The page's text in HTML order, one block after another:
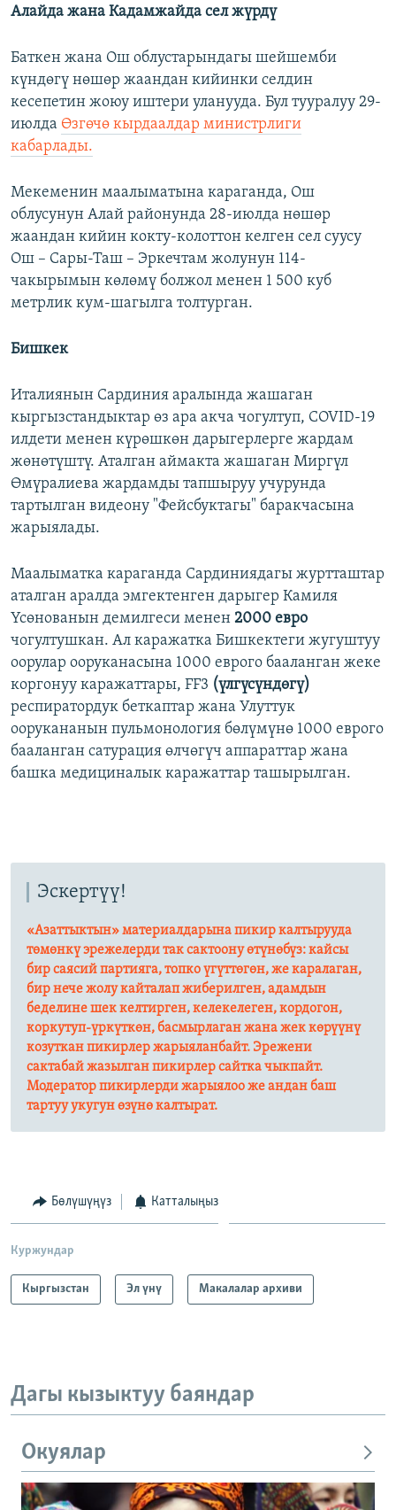
Алайда жана Кадамжайда сел жүрдү
Баткен жана Ош облустарындагы шейшемби
күндөгү нөшөр жаандан кийинки селдин
кесепетин жоюу иштери уланууда. Бул тууралуу 29-
июлда Өзгөчө кырдаалдар министрлиги
кабарлады.
Мекеменин маалыматына караганда, Ош
облусунун Алай районунда 28-июлда нөшөр
жаандан кийин кокту-колоттон келген сел суусу
Ош – Сары-Таш – Эркечтам жолунун 114-
чакырымын көлөмү болжол менен 1 500 куб
метрлик кум-шагылга толтурган.
Бишкек
Италиянын Сардиния аралында жашаган
кыргызстандыктар өз ара акча чогултуп, COVID-19
илдети менен күрөшкөн дарыгерлерге жардам
жөнөтүштү. Аталган аймакта жашаган Миргүл
Өмүралиева жардамды тапшыруу учурунда
тартылган видеону "Фейсбуктагы" баракчасына
жарыялады.
Маалыматка караганда Сардиниядагы журтташтар
аталган аралда эмгектенген дарыгер Камиля
Үсөнованын демилгеси менен 2000 евро
чогултушкан. Ал каражатка Бишкектеги жугуштуу
оорулар ооруканасына 1000 еврого бааланган жеке
коргонуу каражаттары, FF3 (үлгүсүндөгү)
респиратордук беткаптар жана Улуттук
оорукананын пульмонология бөлүмүнө 1000 еврого
бааланган сатурация өлчөгүч аппараттар жана
башка медициналык каражаттар ташырылган.
Эскертүү!
«Азаттыктын» материалдарына пикир калтырууда
төмөнкү эрежелерди так сактоону өтүнөбүз: кайсы
бир саясий партияга, топко үгүттөгөн, же каралаган,
бир нече жолу кайталап жиберилген, адамдын
беделине шек келтирген, келекелеген, кордогон,
коркутуп-үркүткөн, басмырлаган жана жек көрүүнү
козуткан пикирлер жарыяланбайт. Эрежени
сактабай жазылган пикирлер сайтка чыкпайт.
Модератор пикирлерди жарыялоо же андан баш
тартуу укугун өзүнө калтырат.​
Бөлүшүңүз Катталыңыз
Куржундар
Кыргызстан Эл үнү Макалалар архиви
Дагы кызыктуу баяндар
Окуялар